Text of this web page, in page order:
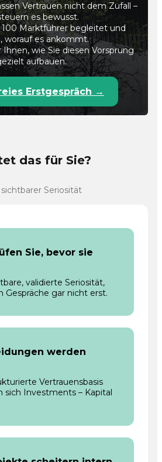
Vertrauen nicht dem Zufall –
es bewusst.
Marktführer begleitet und
worauf es ankommt.
Ihnen, wie Sie diesen Vorsprung
aufbauen.
Erstgespräch →
das für Sie?
Seriosität
Sie, bevor sie
validierte Seriosität,
Gespräche gar nicht erst.
werden
Vertrauensbasis
sich Investments – Kapital